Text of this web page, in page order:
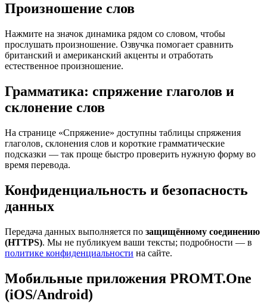
Произношение слов
Нажмите на значок динамика рядом со словом, чтобы
прослушать произношение. Озвучка помогает сравнить
британский и американский акценты и отработать
естественное произношение.
Грамматика: спряжение глаголов и
склонение слов
На странице «Спряжение» доступны таблицы спряжения
глаголов, склонения слов и короткие грамматические
подсказки — так проще быстро проверить нужную форму во
время перевода.
Конфиденциальность и безопасность
данных
Передача данных выполняется по защищённому соединению
(HTTPS). Мы не публикуем ваши тексты; подробности — в
политике конфиденциальности на сайте.
Мобильные приложения PROMT.One
(iOS/Android)